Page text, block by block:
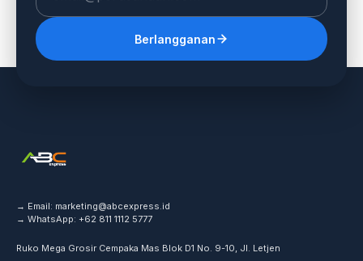
Berlangganan
→ Email: marketing@abcexpress.id
→ WhatsApp: +62 811 1112 5777
Ruko Mega Grosir Cempaka Mas Blok D1 No. 9-10, Jl. Letjen